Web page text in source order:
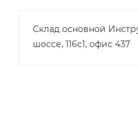
Склад основной
шоссе, 116с1, офис 437